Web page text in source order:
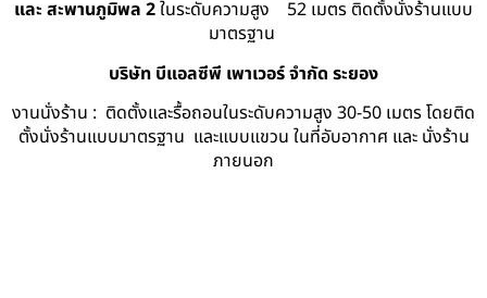
และ สะพานภูมิพล 2ในระดับความสูง 52 เมตร ติดตั้งนั่งร้านแบบ
มาตรฐาน
บริษัท บีแอลซีพี เพาเวอร์ จำกัด ระยอง
งานนั่งร้าน : ติดตั้งและรื้อถอนในระดับความสูง 30-50 เมตร โดยติด
ตั้งนั่งร้านแบบมาตรฐาน และแบบแขวน ในที่อับอากาศ และ นั่งร้าน
ภายนอก